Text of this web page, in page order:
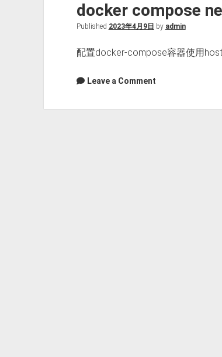
照
大
排
免
VPS
docker compose
Published 2023年4月9日 by admin
配置docker-compose容器使用
Leave a Comment